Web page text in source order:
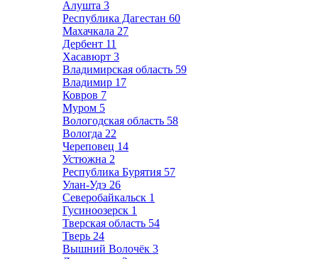
Алушта 3
Республика Дагестан 60
Махачкала 27
Дербент 11
Хасавюрт 3
Владимирская область 59
Владимир 17
Ковров 7
Муром 5
Вологодская область 58
Вологда 22
Череповец 14
Устюжна 2
Республика Бурятия 57
Улан-Удэ 26
Северобайкальск 1
Гусиноозерск 1
Тверская область 54
Тверь 24
Вышний Волочёк 3